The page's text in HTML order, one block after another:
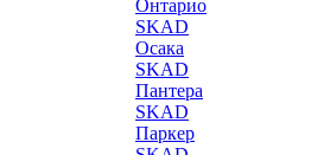
Онтарио
SKAD
Осака
SKAD
Пантера
SKAD
Паркер